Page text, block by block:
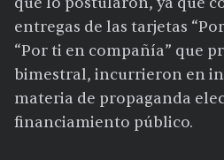
entregas de las tarjetas
“Por ti en compañía” que
bimestral, incurrieron en
materia de propaganda
financiamiento público.